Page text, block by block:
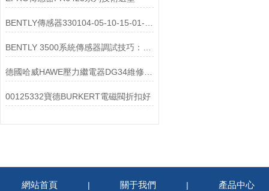
00125332寶德BURKERT電磁閥折扣好
網站首頁 | 關于我們 | 產品中心